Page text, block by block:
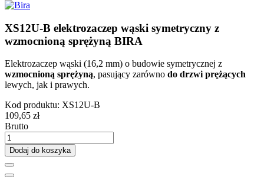
XS12U-B elektrozaczep wąski symetryczny z
wzmocnioną sprężyną BIRA
Elektrozaczep wąski (16,2 mm) o budowie symetrycznej z
wzmocnioną sprężyną, pasujący zarówno do drzwi prężących
lewych, jak i prawych.
Kod produktu: XS12U-B
109,65 zł
Brutto
Dodaj do koszyka